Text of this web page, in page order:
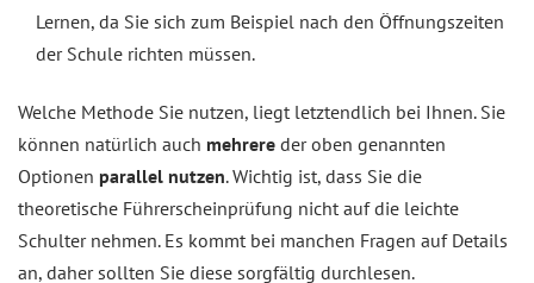
Lernen, da Sie sich zum Beispiel nach den Öffnungszeiten
der Schule richten müssen.
Welche Methode Sie nutzen, liegt letztendlich bei Ihnen. Sie
können natürlich auch mehrere der oben genannten
Optionen parallel nutzen. Wichtig ist, dass Sie die
theoretische Führerscheinprüfung nicht auf die leichte
Schulter nehmen. Es kommt bei manchen Fragen auf Details
an, daher sollten Sie diese sorgfältig durchlesen.